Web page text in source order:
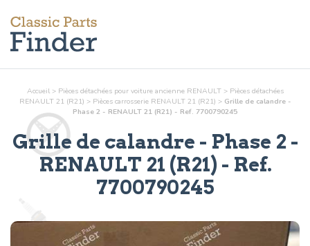
Accueil > Pièces détachées pour voiture ancienne RENAULT > Pièces détachées
RENAULT 21 (R21) > Pièces carrosserieRENAULT 21 (R21) > Grille de calandre -
Phase 2 - RENAULT 21 (R21) - Ref. 7700790245
Grille de calandre - Phase 2 -
RENAULT 21 (R21) - Ref.
7700790245